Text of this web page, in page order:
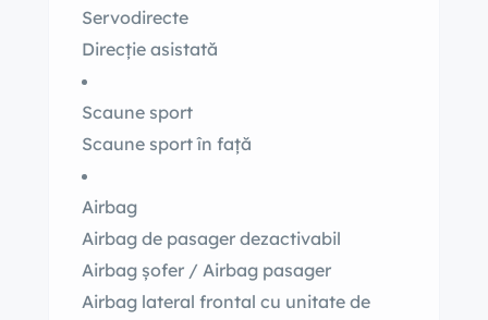
Servodirecte
Direcție asistată
Scaune sport
Scaune sport în față
Airbag
Airbag de pasager dezactivabil
Airbag șofer / Airbag pasager
Airbag lateral frontal cu unitate de